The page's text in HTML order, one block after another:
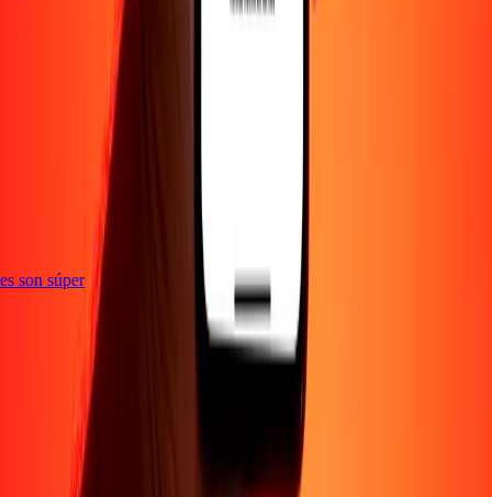
son súper
Blog Corporativo